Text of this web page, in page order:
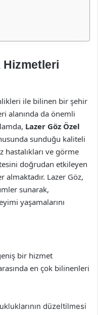
Hizmetleri
ile bilinen bir şehir
alanında da önemli
Lazer Göz Özel
sunduğu kaliteli
ve görme
doğrudan etkileyen
almaktadır. Lazer Göz,
sunarak,
yaşamalarını
bir hizmet
en çok bilinenleri
düzeltilmesi